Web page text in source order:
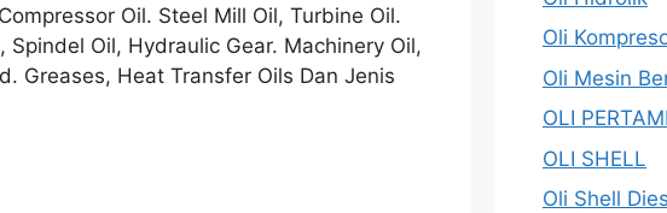
Oil. Steel Mill Oil, Turbine Oil.
Oil, Hydraulic Gear. Machinery Oil,
Greases, Heat Transfer Oils Dan Jenis
Oli
Oli Mesin
OLI
OLI SHELL
Oli Shell